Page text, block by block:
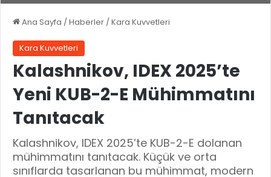
Ana Sayfa / Haberler / Kara Kuvvetleri
Kara Kuvvetleri
Kalashnikov, IDEX 2025’te
Yeni KUB-2-E Mühimmatını
Tanıtacak
Kalashnikov, IDEX 2025’te KUB-2-E dolanan
mühimmatını tanıtacak. Küçük ve orta
sınıflarda tasarlanan bu mühimmat, modern